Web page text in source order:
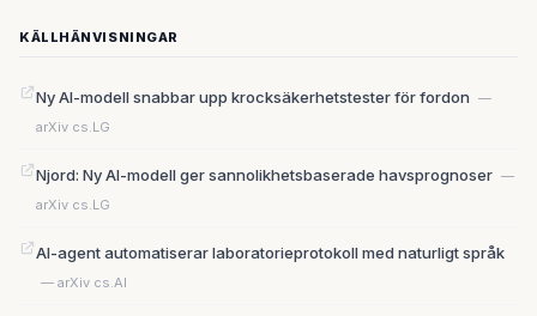
KÄLLHÄNVISNINGAR
Ny AI-modell snabbar upp krocksäkerhetstester för fordon —
arXiv cs.LG
Njord: Ny AI-modell ger sannolikhetsbaserade havsprognoser —
arXiv cs.LG
AI-agent automatiserar laboratorieprotokoll med naturligt språk
— arXiv cs.AI